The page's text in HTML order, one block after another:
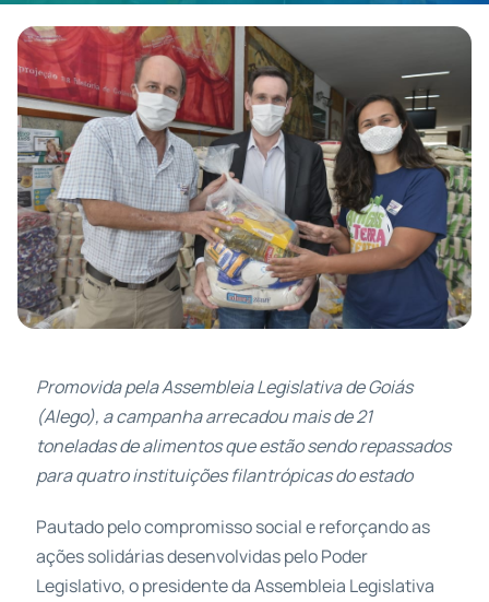
Promovida pela Assembleia Legislativa de Goiás
(Alego), a campanha arrecadou mais de 21
toneladas de alimentos que estão sendo repassados
para quatro instituições filantrópicas do estado
Pautado pelo compromisso social e reforçando as
ações solidárias desenvolvidas pelo Poder
Legislativo, o presidente da Assembleia Legislativa